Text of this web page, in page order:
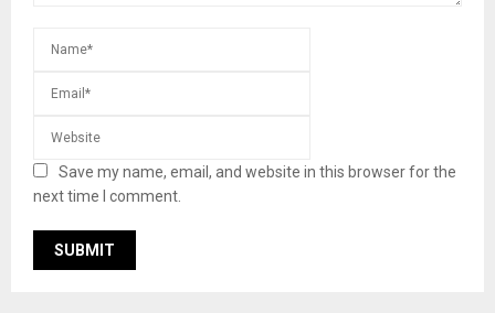
Save my name, email, and website in this browser for the
next time I comment.